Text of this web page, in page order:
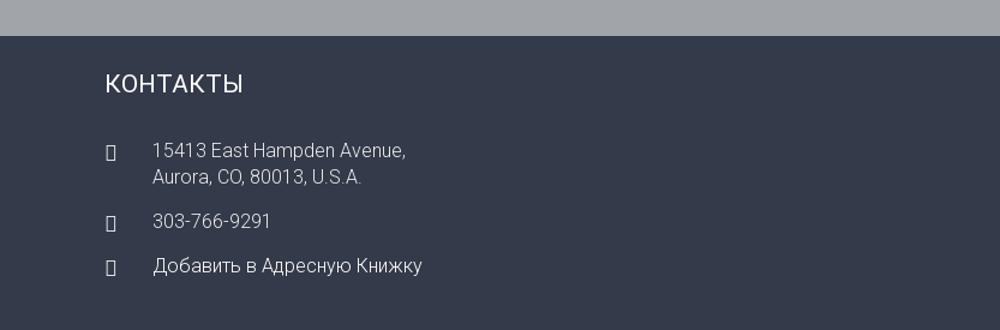
КОНТАКТЫ
15413 East Hampden Avenue,
Aurora, CO, 80013, U.S.A.
303-766-9291
Добавить в Адресную Книжку